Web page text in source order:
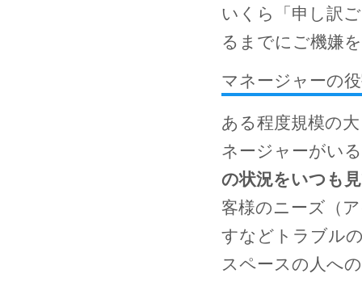
いくら「申し訳
るまでにご機嫌
マネージャーの
ある程度規模の
ネージャーがい
の状況をいつも
客様のニーズ（
すなどトラブル
スペースの人へ